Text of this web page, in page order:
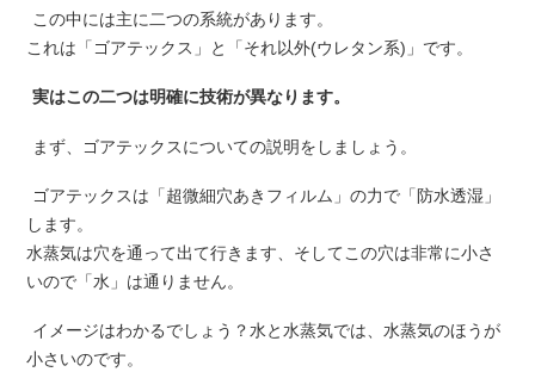
この中には主に二つの系統があります。
これは「ゴアテックス」と「それ以外(ウレタン系)」です。
実はこの二つは明確に技術が異なります。
まず、ゴアテックスについての説明をしましょう。
ゴアテックスは「超微細穴あきフィルム」の力で「防水透湿」
します。
水蒸気は穴を通って出て行きます、そしてこの穴は非常に小さ
いので「水」は通りません。
イメージはわかるでしょう？水と水蒸気では、水蒸気のほうが
小さいのです。